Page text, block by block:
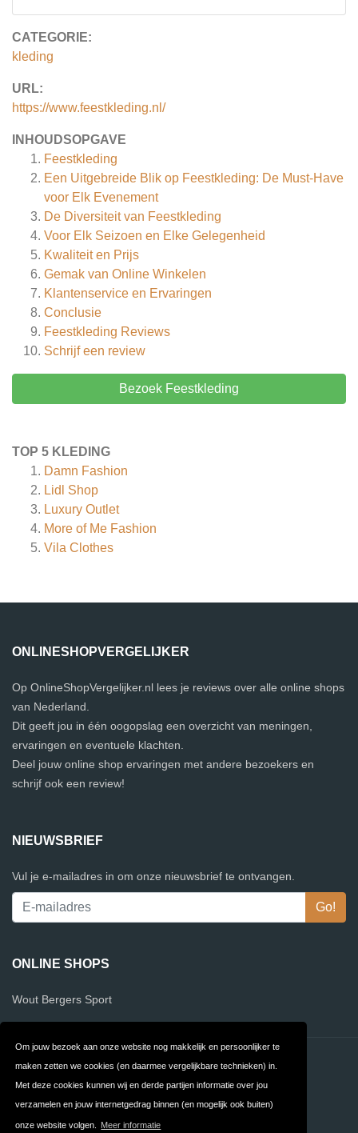
Om jouw bezoek aan onze website nog makkelijk en persoonlijker te
maken zetten we cookies (en daarmee vergelijkbare technieken) in.
Met deze cookies kunnen wij en derde partijen informatie over jou
verzamelen en jouw internetgedrag binnen (en mogelijk ook buiten)
onze website volgen. Meer informatie
CATEGORIE:
kleding
URL:
https://www.feestkleding.nl/
INHOUDSOPGAVE
Feestkleding
Een Uitgebreide Blik op Feestkleding: De Must-Have
voor Elk Evenement
De Diversiteit van Feestkleding
Voor Elk Seizoen en Elke Gelegenheid
Kwaliteit en Prijs
Gemak van Online Winkelen
Klantenservice en Ervaringen
Conclusie
Feestkleding Reviews
Schrijf een review
Bezoek Feestkleding
TOP 5 KLEDING
Damn Fashion
Lidl Shop
Luxury Outlet
More of Me Fashion
Vila Clothes
ONLINESHOPVERGELIJKER
Op OnlineShopVergelijker.nl lees je reviews over alle online shops
van Nederland.
Dit geeft jou in één oogopslag een overzicht van meningen,
ervaringen en eventuele klachten.
Deel jouw online shop ervaringen met andere bezoekers en
schrijf ook een review!
NIEUWSBRIEF
Vul je e-mailadres in om onze nieuwsbrief te ontvangen.
ONLINE SHOPS
Wout Bergers Sport
Contact Privacy
Algemene FAQ